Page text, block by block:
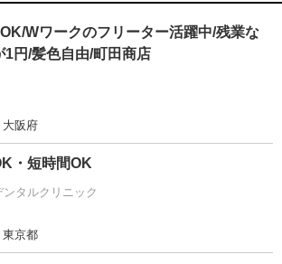
Wワークのフリーター活躍中/残業な
1円/髪色自由/町田商店
阪府
・短時間OK
タルクリニック
京都